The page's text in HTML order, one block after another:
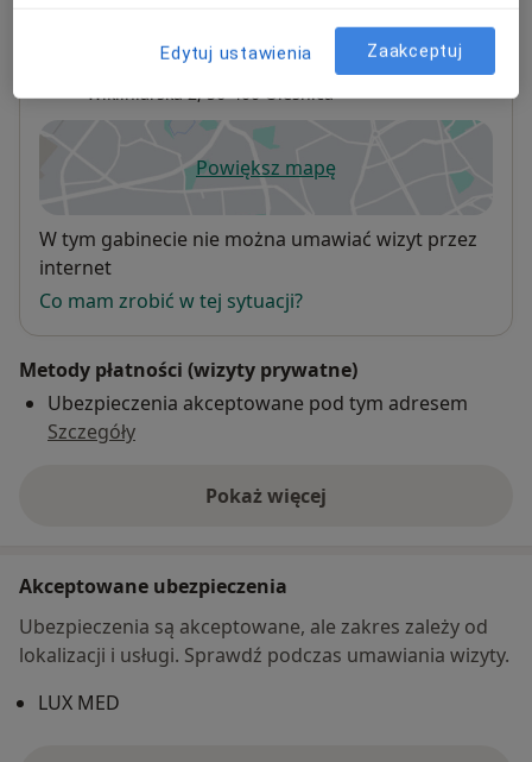
rehabilitacja.olesnica.pl
Wikliniarska 2,56-400Oleśnica
Powiększ mapęotwiera się w nowej karcie
Dostępność
W tym gabinecie nie można umawiać wizyt przez
internet
Co mam zrobić w tej sytuacji?
Metody płatności (wizyty prywatne)
Ubezpieczenia akceptowane pod tym adresem
Szczegóły
Pokaż więcej
o adresie
Akceptowane ubezpieczenia
Ubezpieczenia są akceptowane, ale zakres zależy od
lokalizacji i usługi. Sprawdź podczas umawiania wizyty.
LUX MED
Edytuj ustawienia Zaakceptuj